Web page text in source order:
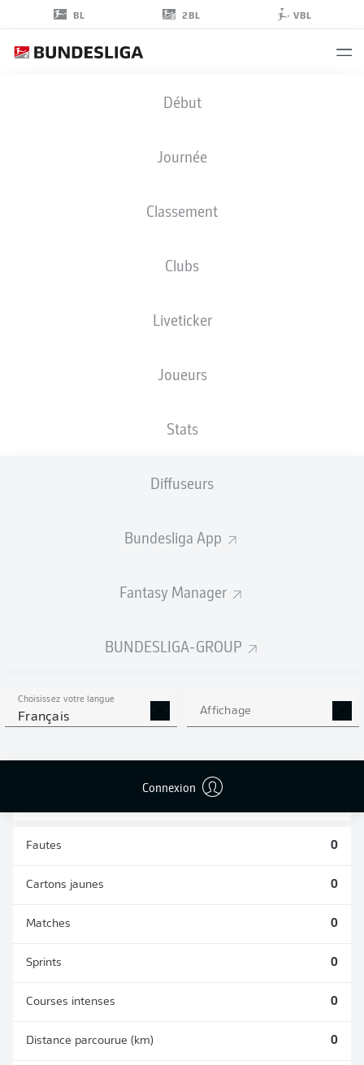
BL 2BL VBL
Début
Journée
Classement
Clubs
Liveticker
Joueurs
Stats
Diffuseurs
Bundesliga App
Fantasy Manager
BUNDESLIGA-GROUP
Choisissez votre langue
Français Affichage
Connexion
STATS DE LA SAISON
2025/2026
0
AÉRIENS
0
Fautes 0
Cartons jaunes 0
Matches 0
Sprints 0
Courses intenses 0
Distance parcourue (km) 0